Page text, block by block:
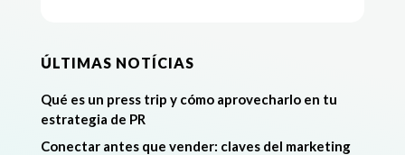
ÚLTIMAS NOTÍCIAS
Qué es un press trip y cómo aprovecharlo en tu
estrategia de PR
Conectar antes que vender: claves del marketing